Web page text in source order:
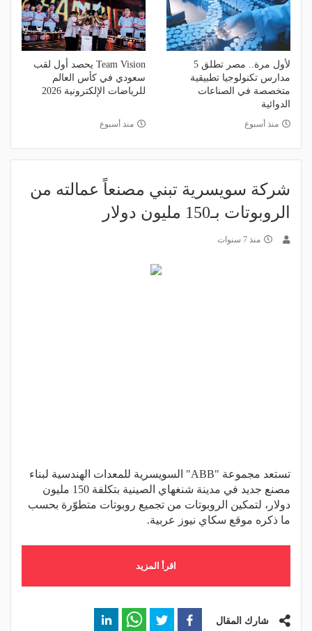
لأول مرة.. مصر تطلق 5
مدارس تكنولوجيا تطبيقية
متخصصة في الصناعات
الدوائية
منذ أسبوع
Team Vision يحصد أول لقب
سعودي في كأس العالم
للرياضات الإلكترونية 2026
منذ أسبوع
شركة سويسرية تبني مصنعاً عمالته من
الروبوتات بـ150 مليون دولار
منذ 7 سنوات
تستعد مجموعة "ABB" السويسرية للمعدات الهندسية لبناء
مصنع جديد في مدينة شنغهاي الصينية بتكلفة 150 مليون
دولار، لتمكين الروبوتات من تجميع روبوتات متطوّرة بحسب
ما ذكره موقع سكاي نيوز عربية.
اقرأ المزيد
شارك المقال